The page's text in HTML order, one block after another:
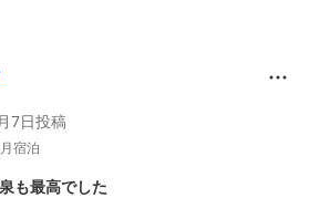
7日投稿
宿泊
も最高でした